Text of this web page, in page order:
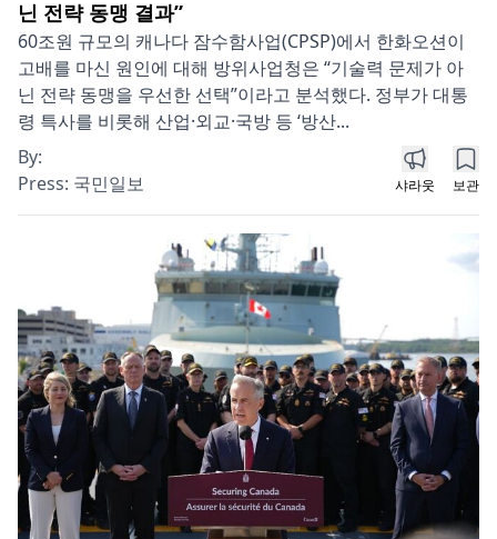
닌 전략 동맹 결과”
60조원 규모의 캐나다 잠수함사업(CPSP)에서 한화오션이
고배를 마신 원인에 대해 방위사업청은 “기술력 문제가 아
닌 전략 동맹을 우선한 선택”이라고 분석했다. 정부가 대통
령 특사를 비롯해 산업·외교·국방 등 ‘방산...
By:
Press: 국민일보 샤라웃 보관